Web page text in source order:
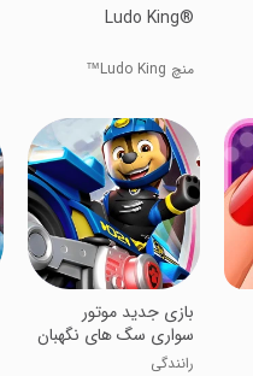
Ludo King®
منچ Ludo King™
بازی جدید موتور
سواری سگ های نگهبان
رانندگی